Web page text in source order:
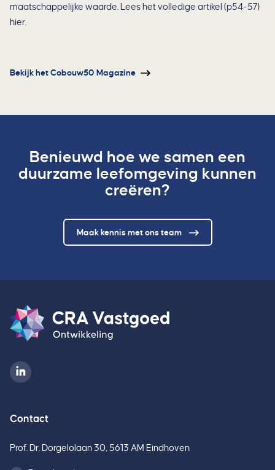
maatschappelijke waarde. Lees het volledige artikel (p54-57)
hier.
Bekijk het Cobouw50 Magazine
Benieuwd hoe we samen een
duurzame leefomgeving kunnen
creëren?
Maak kennis met ons team
Contact
Prof. Dr. Dorgelolaan 30, 5613 AM Eindhoven